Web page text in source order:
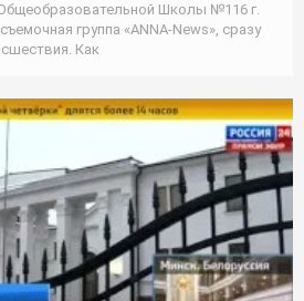
Школы №116 г.
группа «ANNA-News», сразу
Как